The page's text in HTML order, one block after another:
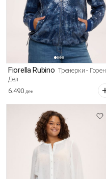
Fiorella Rubino Тренерки - Горен
Дел
6.490 ден